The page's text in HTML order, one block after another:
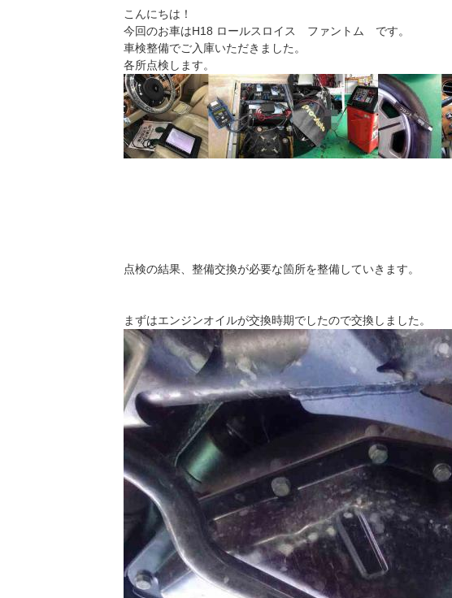
こんにちは！
今回のお車はH18 ロールスロイス ファントム です。
車検整備でご入庫いただきました。
各所点検します。
点検の結果、整備交換が必要な箇所を整備していきます。
まずはエンジンオイルが交換時期でしたので交換しました。